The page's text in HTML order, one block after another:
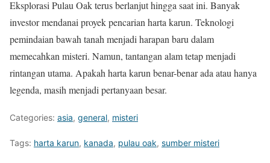
Eksplorasi Pulau Oak terus berlanjut hingga saat ini. Banyak
investor mendanai proyek pencarian harta karun. Teknologi
pemindaian bawah tanah menjadi harapan baru dalam
memecahkan misteri. Namun, tantangan alam tetap menjadi
rintangan utama. Apakah harta karun benar-benar ada atau hanya
legenda, masih menjadi pertanyaan besar.
Categories: asia, general, misteri
Tags: harta karun, kanada, pulau oak, sumber misteri